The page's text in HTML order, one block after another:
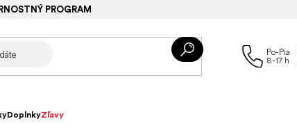
PROGRAM
DoplnkyZľavy